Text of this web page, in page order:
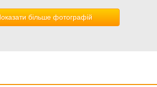
більше фотографій